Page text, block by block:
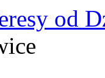
od